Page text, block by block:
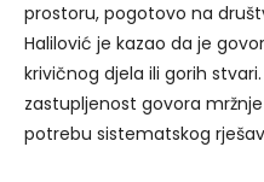
prostoru, pogotovo na
Halilović je kazao da je
krivičnog djela ili gorih
zastupljenost govora
potrebu sistematskog